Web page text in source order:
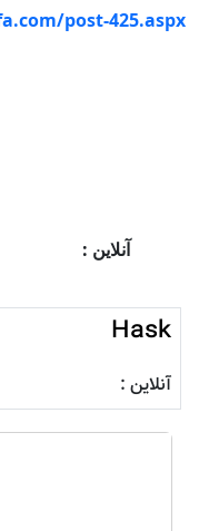
آنلاین :
post-425.aspx
Hask
آنلاین :